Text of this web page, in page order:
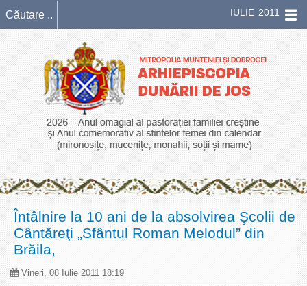
IULIE 2011
Întâlnire la 10 ani de la absolvirea Şcolii de
Cântăreţi „Sfântul Roman Melodul” din
Brăila,
Vineri, 08 Iulie 2011 18:19